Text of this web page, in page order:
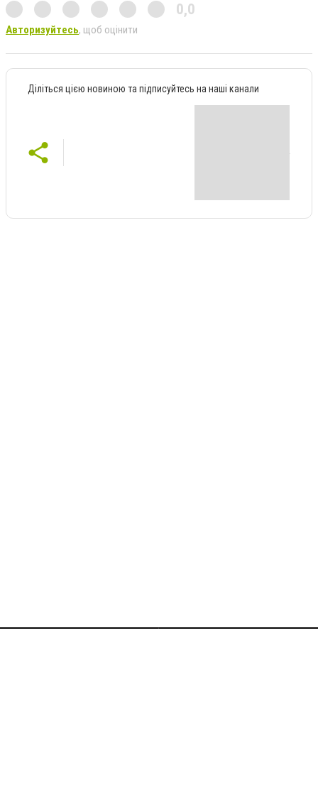
0,0
Авторизуйтесь, щоб оцінити
Діліться цією новиною та підписуйтесь на наші канали